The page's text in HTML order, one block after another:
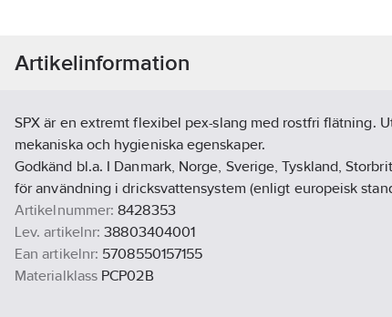
Artikelinformation
SPX är en extremt flexibel pex-slang med rostfri flätning.
mekaniska och hygieniska egenskaper.
Godkänd bl.a. I Danmark, Norge, Sverige, Tyskland,
för användning i dricksvattensystem (enligt europeisk
Artikelnummer: 8428353
Lev. artikelnr: 38803404001
Ean artikelnr: 5708550157155
Materialklass PCP02B